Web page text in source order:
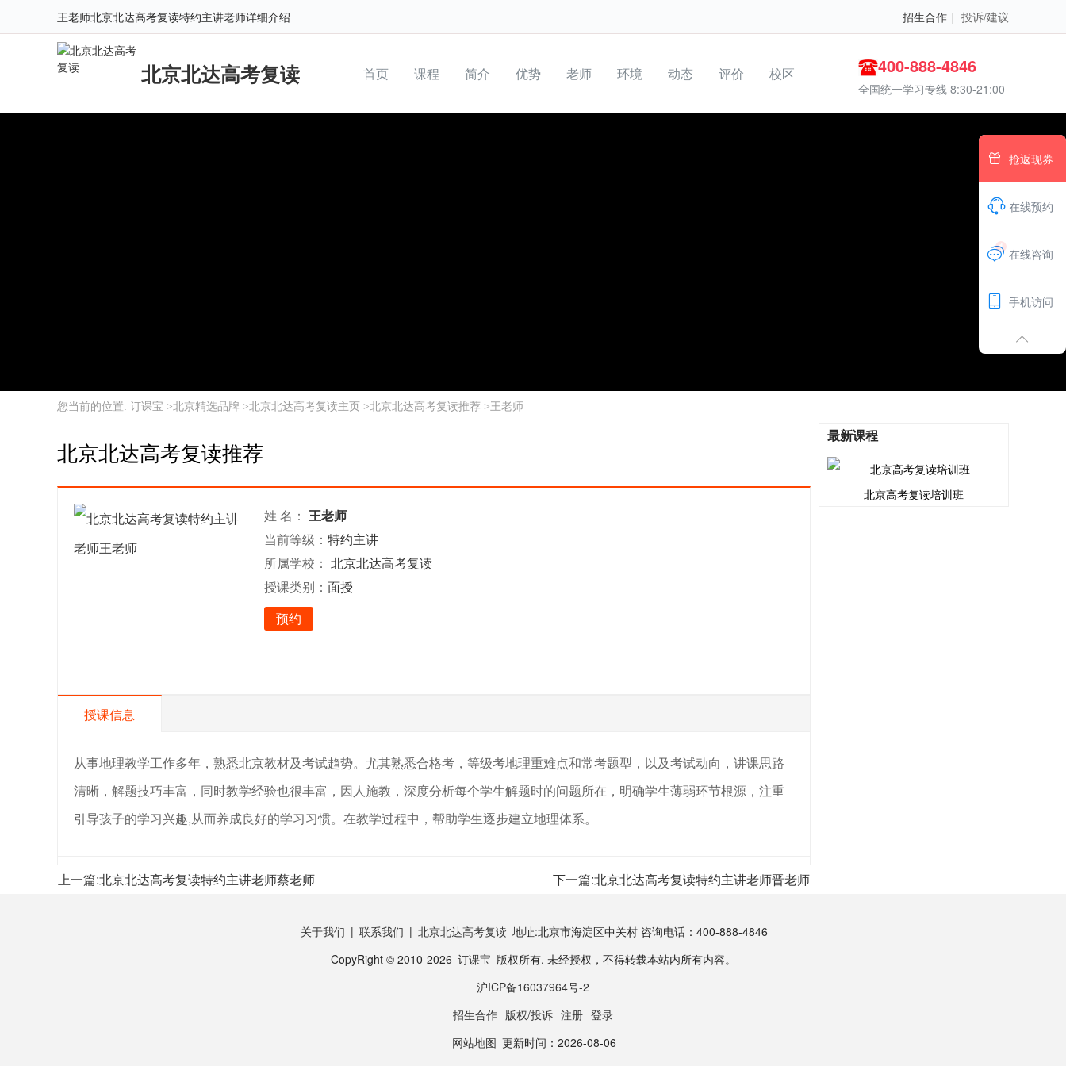
王老师北京北达高考复读特约主讲老师详细介绍 招生合作 | 投诉/建议
北京北达高考复读 首页 课程 简介 优势 老师 环境 动态 评价 校区 400-888-4846
全国统一学习专线 8:30-21:00
您当前的位置: 订课宝 >北京精选品牌 >北京北达高考复读主页 >北京北达高考复读推荐 > 王老师
北京北达高考复读推荐
姓 名： 王老师
当前等级： 特约主讲
所属学校： 北京北达高考复读
授课类别： 面授
预约
授课信息
从事地理教学工作多年，熟悉北京教材及考试趋势。尤其熟悉合格考，等级考地理重难点和常考题型，以及考试动向，讲课思路
清晰，解题技巧丰富，同时教学经验也很丰富，因人施教，深度分析每个学生解题时的问题所在，明确学生薄弱环节根源，注重
引导孩子的学习兴趣,从而养成良好的学习习惯。在教学过程中，帮助学生逐步建立地理体系。
上一篇:北京北达高考复读特约主讲老师蔡老师 下一篇:北京北达高考复读特约主讲老师晋老师
最新课程
北京高考复读培训班
关于我们 | 联系我们 | 北京北达高考复读 地址:北京市海淀区中关村 咨询电话：400-888-4846
CopyRight © 2010-2026 订课宝 版权所有. 未经授权，不得转载本站内所有内容。
沪ICP备16037964号-2
招生合作 版权/投诉 注册 登录
网站地图 更新时间：2026-08-06
 抢返现券
 在线预约

1 在线咨询
 手机访问